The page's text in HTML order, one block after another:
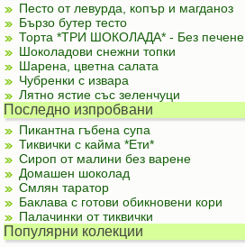
Песто от левурда, копър и магданоз
Бързо бутер тесто
Торта *ТРИ ШОКОЛАДА* - Без печене
Шоколадови снежни топки
Шарена, цветна салата
Чубренки с извара
Лятно ястие със зеленчуци
Последно изпробвани
Пикантна гъбена супа
Тиквички с кайма *Ети*
Сироп от малини без варене
Домашен шоколад
Смлян таратор
Баклава с готови обикновени кори
Палачинки от тиквички
Популярни колекции